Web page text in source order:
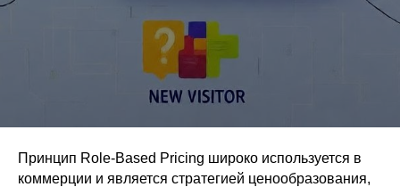
Принцип Role-Based Pricing широко используется в
коммерции и является стратегией ценообразования,